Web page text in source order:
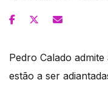
Pedro Calado
estão a ser